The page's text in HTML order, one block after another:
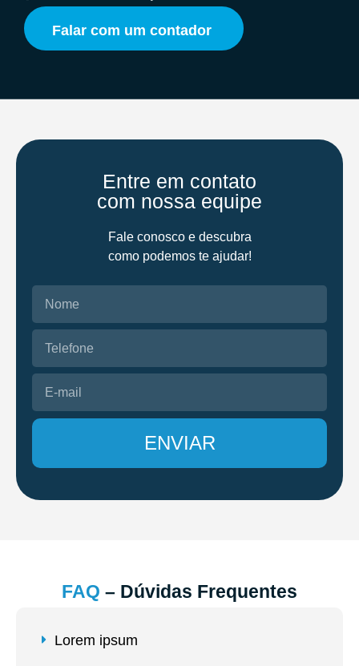
Falar com um contador
Entre em contato
com nossa equipe
Fale conosco e descubra
como podemos te ajudar!
ENVIAR
FAQ – Dúvidas Frequentes
Lorem ipsum